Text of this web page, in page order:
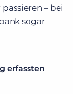
– bei
sogar
erfassten